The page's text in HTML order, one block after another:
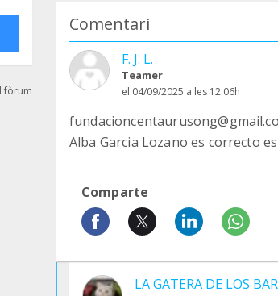
fòrum
Comentari
F. J. L.
Teamer
el 04/09/2025 a les 12:06h
Alba Garcia Lozano es correcto
Comparte
LA GATERA DE LOS